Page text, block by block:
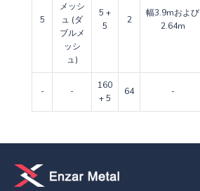
5
メッシ
ュ (ダ
ブルメ
ッシ
ュ)
5 +
5
2
幅3.9mおよび
2.64m
- -
160
+ 5
64 -